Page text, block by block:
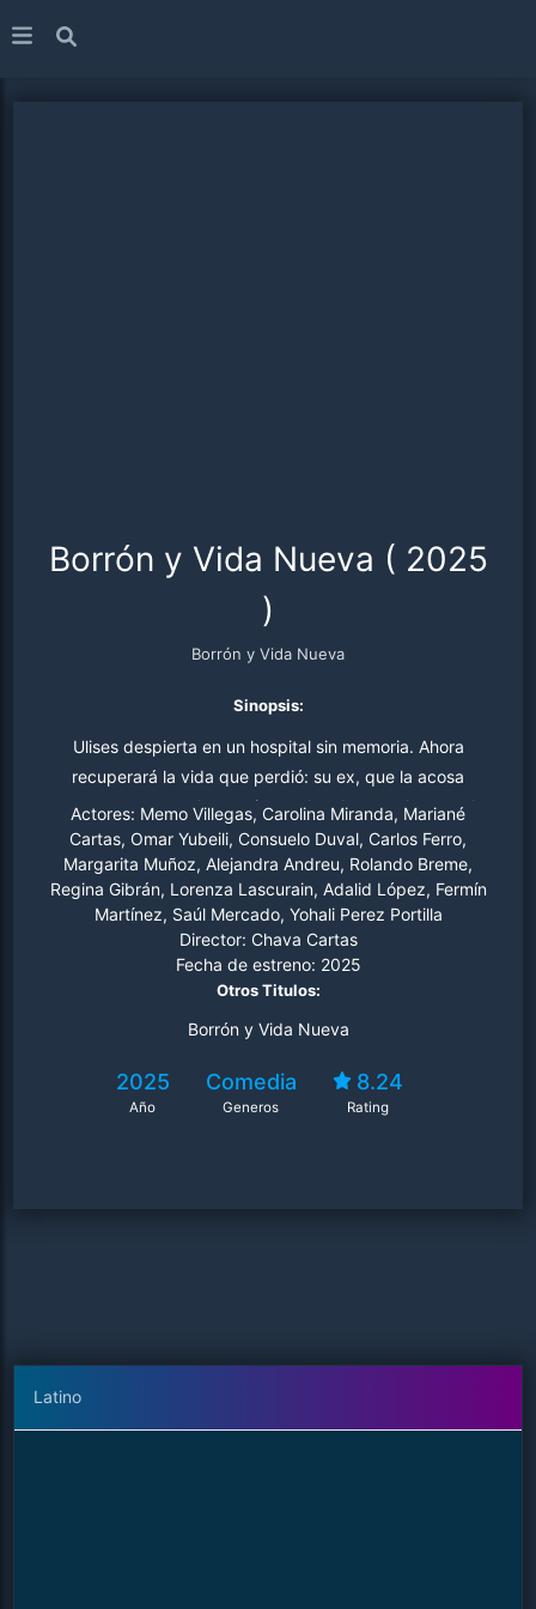
Borrón y Vida Nueva ( 2025
)
Borrón y Vida Nueva
Sinopsis:
Ulises despierta en un hospital sin memoria. Ahora
recuperará la vida que perdió: su ex, que la acosa
constantemente, el negocio que le robaron y la casa de
sus sueños; sin embargo, no todo es como lo recordaba.
Actores: Memo Villegas, Carolina Miranda, Mariané
Cartas, Omar Yubeili, Consuelo Duval, Carlos Ferro,
Margarita Muñoz, Alejandra Andreu, Rolando Breme,
Regina Gibrán, Lorenza Lascurain, Adalid López, Fermín
Martínez, Saúl Mercado, Yohali Perez Portilla
Director: Chava Cartas
Fecha de estreno: 2025
Otros Titulos:
Borrón y Vida Nueva
2025
Año
Comedia
Generos
8.24
Rating
Latino